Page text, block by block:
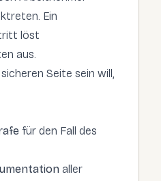
Ein
löst
aus.
Seite sein will,
für den Fall des
aller